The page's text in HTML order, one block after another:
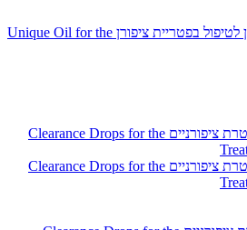
Aroma Medic Cleanail שמן לטיפול בפטריית ציפורן Unique Oil for the